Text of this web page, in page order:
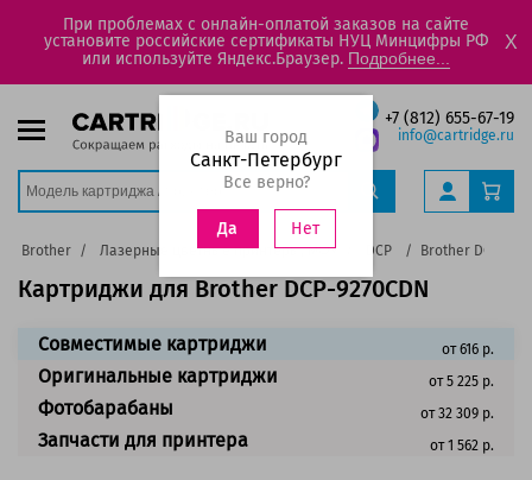
При проблемах с онлайн-оплатой заказов на сайте
установите российские сертификаты НУЦ Минцифры РФ
или используйте Яндекс.Браузер. Подробнее...
X
+7 (812) 655-67-19
info@cartridge.ru
Ваш город
Санкт-Петербург
Все верно?
Да Нет
Brother Лазерные цветные принтеры, МФУ DCP Brother DCP-
Картриджи для Brother DCP-9270CDN
Совместимые картриджи от 616 р.
Оригинальные картриджи от 5 225 р.
Фотобарабаны от 32 309 р.
Запчасти для принтера от 1 562 р.